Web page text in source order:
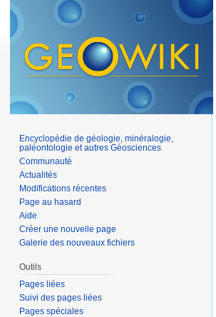
Encyclopédie de géologie, minéralogie,
paléontologie et autres Géosciences
Communauté
Actualités
Modifications récentes
Page au hasard
Aide
Créer une nouvelle page
Galerie des nouveaux fichiers
Outils
Pages liées
Suivi des pages liées
Pages spéciales